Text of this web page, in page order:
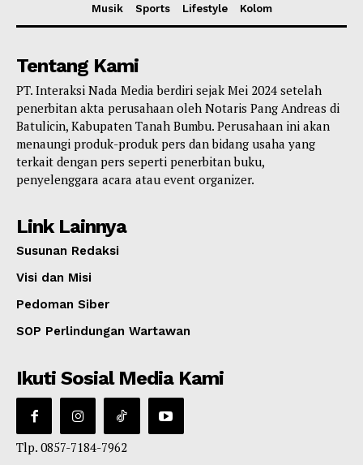
Musik
Sports Lifestyle Kolom
Tentang Kami
PT. Interaksi Nada Media berdiri sejak Mei 2024 setelah
penerbitan akta perusahaan oleh Notaris Pang Andreas di
Batulicin, Kabupaten Tanah Bumbu. Perusahaan ini akan
menaungi produk-produk pers dan bidang usaha yang
terkait dengan pers seperti penerbitan buku,
penyelenggara acara atau event organizer.
Link Lainnya
Susunan Redaksi
Visi dan Misi
Pedoman Siber
SOP Perlindungan Wartawan
Ikuti Sosial Media Kami
Tlp. 0857-7184-7962